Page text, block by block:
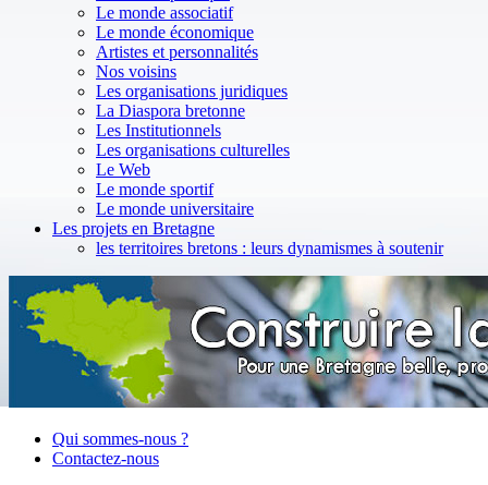
Le monde associatif
Le monde économique
Artistes et personnalités
Nos voisins
Les organisations juridiques
La Diaspora bretonne
Les Institutionnels
Les organisations culturelles
Le Web
Le monde sportif
Le monde universitaire
Les projets en Bretagne
les territoires bretons : leurs dynamismes à soutenir
Qui sommes-nous ?
Contactez-nous